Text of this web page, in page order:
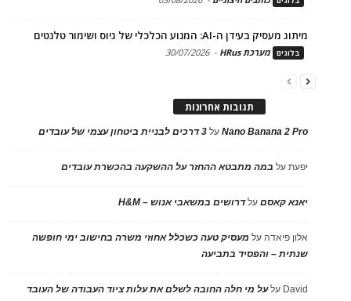
מיתוג מעסיק בעידן ה-AI: המנוע הכלכלי של גיוס ושימור טלנטים
בלוגים מערכת HRus -
30/07/2026
תגובות אחרונות
Nano Banana 2 Proעל 3 דרכים לבניית ביטחון עצמי של עובדים
יפעתעל במה מתבטא ההחזר על ההשקעה בהכשרת עובדים
יאנא קאסםעלדרושים במשאבי אנוש – H&M
אלון פיאדה על מעסיק טעה כשכלל אחוזי משרה בחישוב ימי חופשה
שנתית – והפסיד בתביעה
David עלעל מי חלה החובה לשלם את עלות ציוד העבודה של העובד